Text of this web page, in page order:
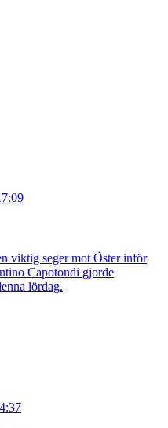
viktig seger mot Öster inför
Capotondi gjorde
lördag.